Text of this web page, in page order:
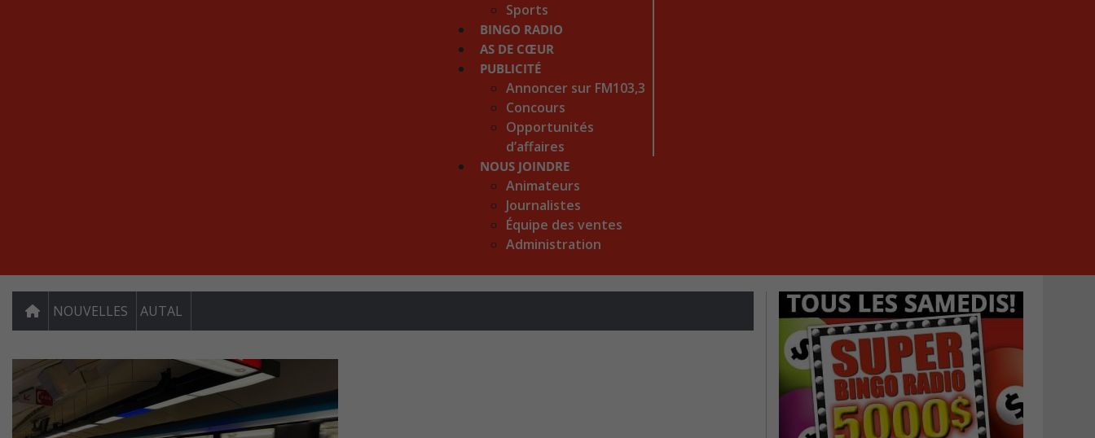
Sports
BINGO RADIO
AS DE CŒUR
PUBLICITÉ
Annoncer sur FM103,3
Concours
Opportunités
d’affaires
NOUS JOINDRE
Animateurs
Journalistes
Équipe des ventes
Administration
NOUVELLES AUTAL